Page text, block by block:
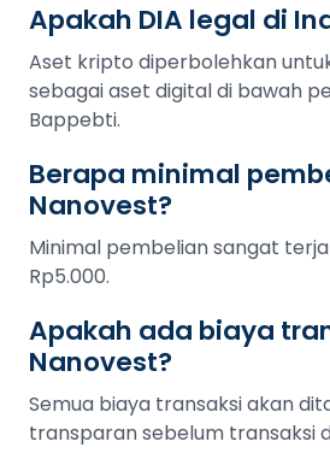
Apakah DIA legal di
Aset kripto diperbolehkan
sebagai aset digital di bawah
Bappebti.
Berapa minimal
Nanovest?
Minimal pembelian sangat
Rp5.000.
Apakah ada biaya
Nanovest?
Semua biaya transaksi akan
transparan sebelum transaksi